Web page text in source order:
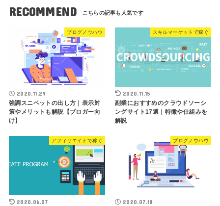
RECOMMEND
ブログノウハウ
2020.11.29
強調スニペットの出し方｜表示対
策やメリットも解説【ブロガー向
け】
スキルマーケットで稼ぐ
2020.11.15
副業におすすめのクラウドソーシ
ングサイト17選｜特徴や仕組みを
解説
アフィリエイトで稼ぐ
2020.06.07
ブログノウハウ
2020.07.18